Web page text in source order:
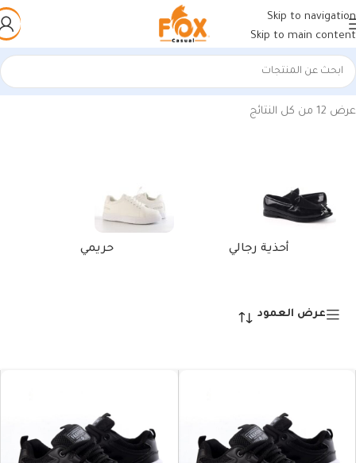
Skip to navigation
Skip to main content
الرئيسية/منتجات تحت الوسم “كوتش رجالي مستورد أسودأبيض”
عرض ⁦12⁩ من كل النتائج
أحذية رجالي حريمي
عرض العمود